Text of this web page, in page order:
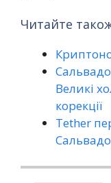
Читайте
Великі
корекції
Tether